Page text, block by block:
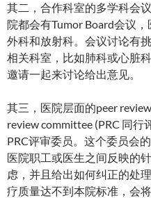
其二，合作科室的多学科会
院都会有Tumor Board会议
外科和放射科。会议讨论有
相关科室，比如肺科或心脏
邀请一起来讨论给出意见。
其三，医院层面的peer
review committee (PRC 同
PRC评审委员。这个委员会
医院职工或医生之间反映的
虑，并且给出如何纠正的处
疗质量达不到本院标准，会